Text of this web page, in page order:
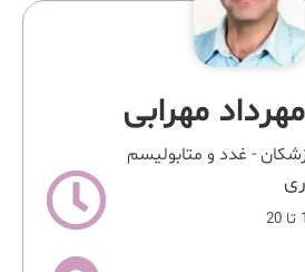
مهرابی
- غدد و متابولیسم